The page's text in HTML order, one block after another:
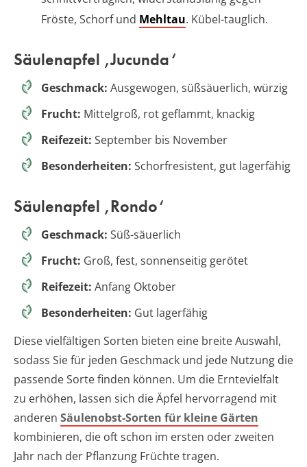
Fröste, Schorf und Mehltau. Kübel-tauglich.
Säulenapfel ‚Jucunda‘
Geschmack: Ausgewogen, süßsäuerlich, würzig
Frucht: Mittelgroß, rot geflammt, knackig
Reifezeit: September bis November
Besonderheiten: Schorfresistent, gut lagerfähig
Säulenapfel ‚Rondo‘
Geschmack: Süß-säuerlich
Frucht: Groß, fest, sonnenseitig gerötet
Reifezeit: Anfang Oktober
Besonderheiten: Gut lagerfähig
Diese vielfältigen Sorten bieten eine breite Auswahl,
sodass Sie für jeden Geschmack und jede Nutzung die
passende Sorte finden können. Um die Erntevielfalt
zu erhöhen, lassen sich die Äpfel hervorragend mit
anderen Säulenobst-Sorten für kleine Gärten
kombinieren, die oft schon im ersten oder zweiten
Jahr nach der Pflanzung Früchte tragen.